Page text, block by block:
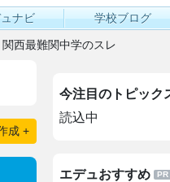
ナビ 学校ブログ
関西最難関中学のスレ
成 +
今注目のトピック
読込中
エデュおすすめ